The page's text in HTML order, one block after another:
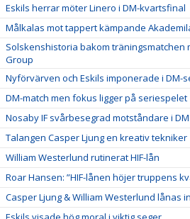
Eskils herrar möter Linero i DM-kvartsfinal
Målkalas mot tappert kämpande
Solskenshistoria bakom träningsmatchen
Group
Nyförvärven och Eskils imponerade i DM-
DM-match men fokus ligger på seriespelet
Nosaby IF svårbesegrad motståndare i DM
Talangen Casper Ljung en kreativ tekniker
William Westerlund rutinerat HIF-lån
Roar Hansen: ”HIF-lånen höjer truppens
Casper Ljung & William Westerlund lånas in